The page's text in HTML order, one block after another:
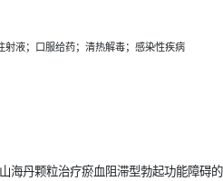
射液；口服给药；清热解毒；感染性疾病
海丹颗粒治疗瘀血阻滞型勃起功能障